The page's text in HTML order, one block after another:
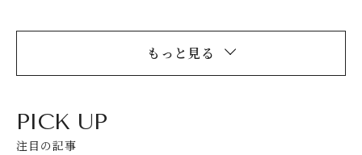
もっと見る
PICK UP
注目の記事